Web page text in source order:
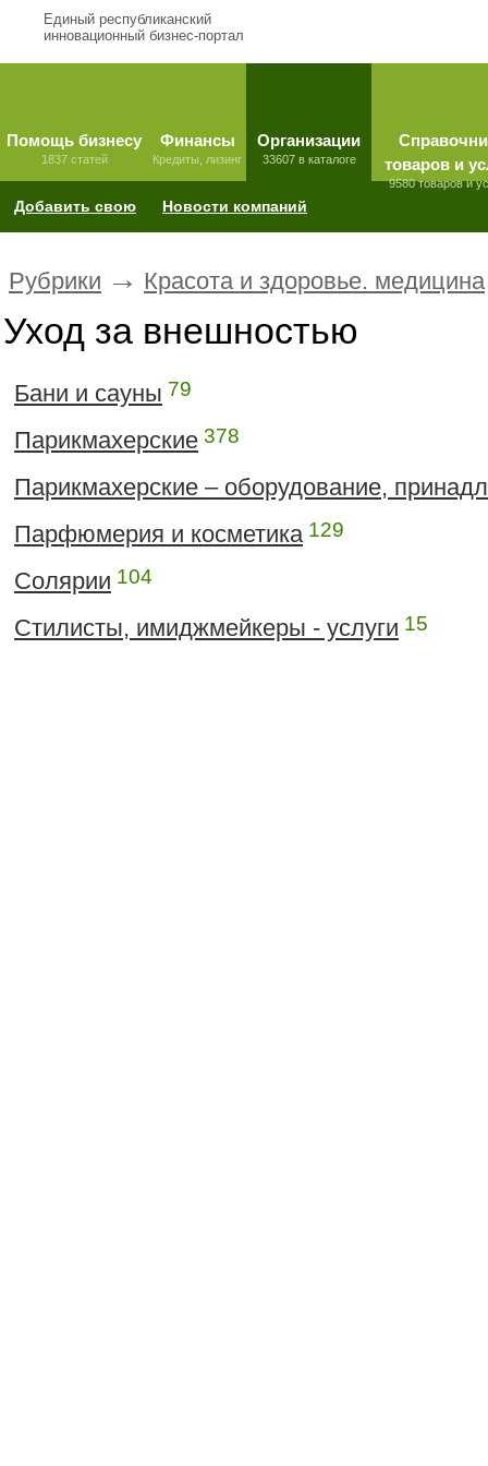
Единый республиканский
инновационный бизнес-портал
Помощь бизнесу
1837 статей
Финансы
Кредиты, лизинг
Организации
33607 в каталоге
товаров и
9580 товаров и
Добавить свою Новости компаний
Рубрики → Красота и здоровье. медицина
Уход за внешностью
Бани и сауны 79
Парикмахерские 378
Парикмахерские – оборудование,
Парфюмерия и косметика 129
Солярии 104
Стилисты, имиджмейкеры - услуги 15